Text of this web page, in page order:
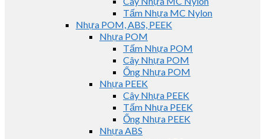
Tấm Nhựa MC Nylon
Nhựa POM, ABS, PEEK
Nhựa POM
Tấm Nhựa POM
Cây Nhựa POM
Ống Nhựa POM
Nhựa PEEK
Cây Nhựa PEEK
Tấm Nhựa PEEK
Ống Nhựa PEEK
Nhựa ABS